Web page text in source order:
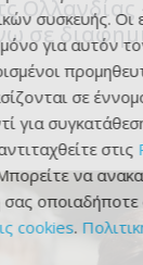
Ολλανδίας
σε
συσκευής. Οι
για αυτόν
σε
για
στις
να
οποιαδήποτε
cookies.